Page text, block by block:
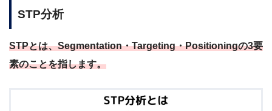
STP分析
STPとは、Segmentation・Targeting・Positioningの3要
素のことを指します。